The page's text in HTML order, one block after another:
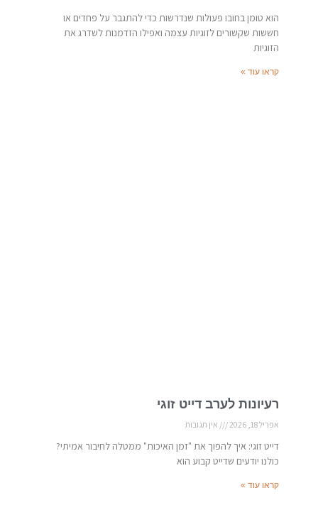
הוא טומן בחובו פעולות שנדרשות כדי להתגבר על פחדים או
חששות שקשורים לזוגיות עצמה ואפילו הזדמנות לשדרג את
הזוגיות
קראו עוד »
רעיונות לערב דייט זוגי
אפריל 18, 2026 אין תגובות
דייט זוגי: איך להפוך את "זמן האיכות" ממטלה לחיבור אמיתי?
כולנו יודעים שדייט קבוע הוא
קראו עוד »